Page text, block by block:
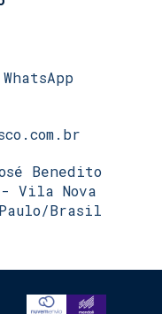
Benedito
- Vila Nova
Brasil